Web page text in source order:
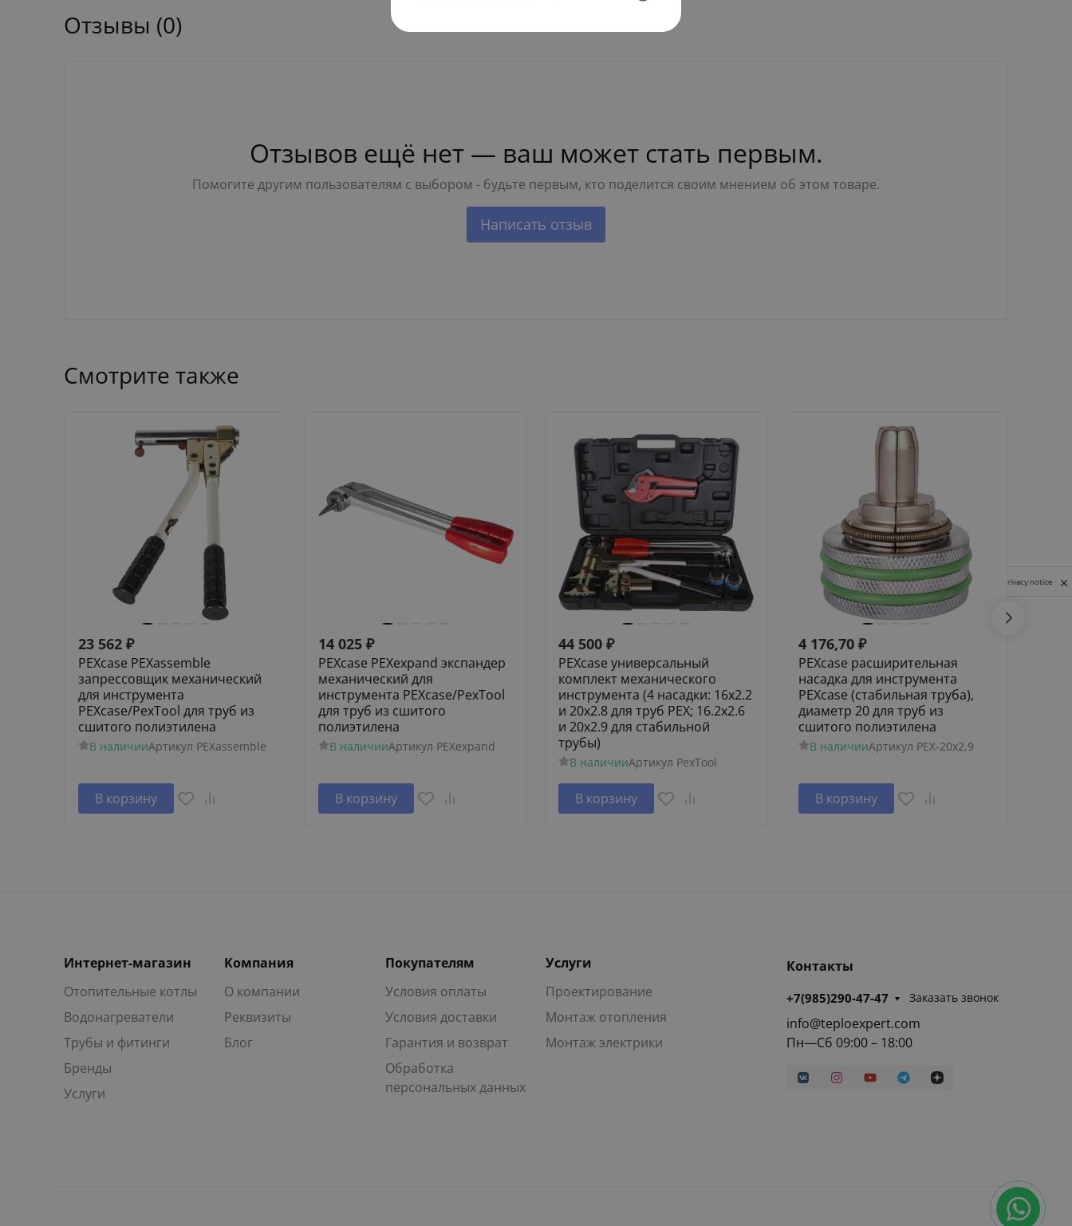
Отзывы (0)
Отзывов ещё нет — ваш может стать первым.
Помогите другим пользователям с выбором - будьте первым, кто поделится своим мнением об этом товаре.
Написать отзыв
Смотрите также
23 562 ₽
PEXcase PEXassemble
запрессовщик механический
для инструмента
PEXcase/PexTool для труб из
сшитого полиэтилена
В наличииАртикул PEXassemble
В корзину
14 025 ₽
PEXcase PEXexpand экспандер
механический для
инструмента PEXcase/PexTool
для труб из сшитого
полиэтилена
В наличииАртикул PEXexpand
В корзину
44 500 ₽
PEXcase универсальный
комплект механического
инструмента (4 насадки: 16х2.2
и 20х2.8 для труб PEХ; 16.2х2.6
и 20х2.9 для стабильной
трубы)
В наличииАртикул PexTool
В корзину
4 176,70 ₽
PEXcase расширительная
насадка для инструмента
PEXcase (стабильная труба),
диаметр 20 для труб из
сшитого полиэтилена
В наличииАртикул PEX-20х2,9
В корзину
Интернет-магазин
Отопительные котлы
Водонагреватели
Трубы и фитинги
Бренды
Услуги
Компания
О компании
Реквизиты
Блог
Покупателям
Условия оплаты
Условия доставки
Гарантия и возврат
Обработка
персональных данных
Услуги
Проектирование
Монтаж отопления
Монтаж электрики
Контакты
+7(985)290-47-47 Заказать звонок
info@teploexpert.com
Пн—Сб 09:00 – 18:00
Privacy notice